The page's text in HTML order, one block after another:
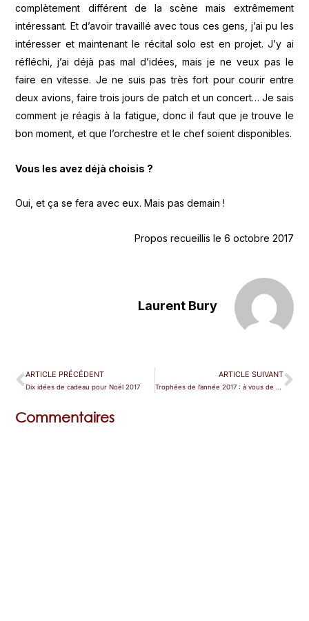
complètement différent de la scène mais extrêmement
intéressant. Et d’avoir travaillé avec tous ces gens, j’ai pu les
intéresser et maintenant le récital solo est en projet. J’y ai
réfléchi, j’ai déjà pas mal d’idées, mais je ne veux pas le
faire en vitesse. Je ne suis pas très fort pour courir entre
deux avions, faire trois jours de patch et un concert… Je sais
comment je réagis à la fatigue, donc il faut que je trouve le
bon moment, et que l’orchestre et le chef soient disponibles.
Vous les avez déjà choisis ?
Oui, et ça se fera avec eux. Mais pas demain !
Propos recueillis le 6 octobre 2017
Laurent Bury
ARTICLE PRÉCÉDENT
Dix idées de cadeau pour Noël 2017
ARTICLE SUIVANT
Commentaires